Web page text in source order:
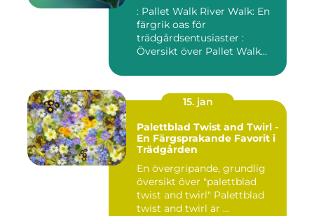
: Pallet Walk River Walk: En
färgrik oas för
trädgårdsentusiaster :
Översikt över Pallet Walk
15. jan
Palettblad Twist and Twirl -
En Färgsprakande Favorit i
Trädgården
En övergripande, grundlig
översikt över "palettblad
twist and twirl" Palettblad
twist and twirl är ...